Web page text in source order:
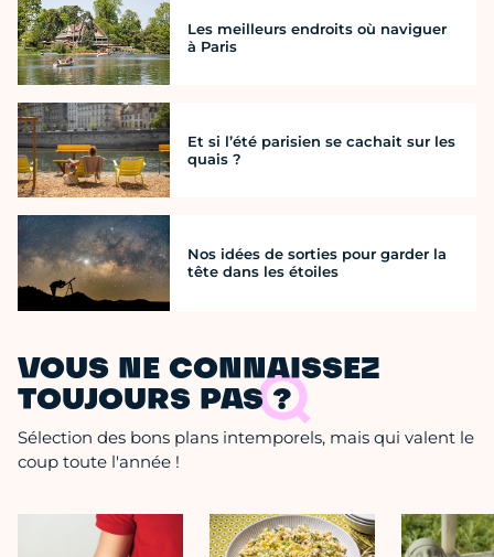
Les meilleurs endroits où naviguer
à Paris
Et si l’été parisien se cachait sur les
quais ?
Nos idées de sorties pour garder la
tête dans les étoiles
VOUS NE CONNAISSEZ
TOUJOURS PAS ?
Sélection des bons plans intemporels, mais qui valent le
coup toute l'année !